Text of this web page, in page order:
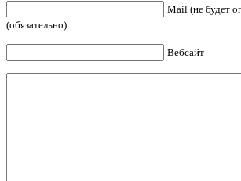
Mail (не будет
(обязательно)
Вебсайт